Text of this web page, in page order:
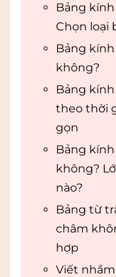
Bảng
Chọn loại
Bảng
không?
Bảng
theo thời
gọn
Bảng
không?
nào?
Bảng từ
châm
hợp
Viết